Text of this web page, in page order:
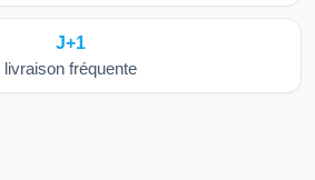
J+1
livraison fréquente